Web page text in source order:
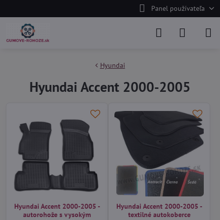
Panel používateľa
Hyundai
Hyundai Accent 2000-2005
Hyundai Accent 2000-2005 -
autorohože s vysokým
Hyundai Accent 2000-2005 -
textilné autokoberce